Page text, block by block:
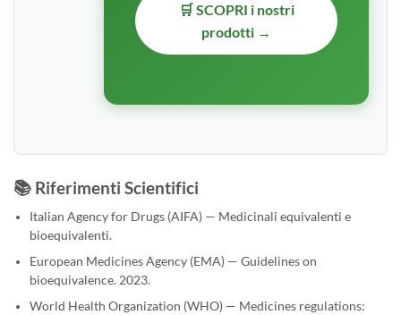
🛒 SCOPRI i nostri
prodotti →
📚 Riferimenti Scientifici
Italian Agency for Drugs (AIFA) — Medicinali equivalenti e
bioequivalenti.
European Medicines Agency (EMA) — Guidelines on
bioequivalence. 2023.
World Health Organization (WHO) — Medicines regulations: